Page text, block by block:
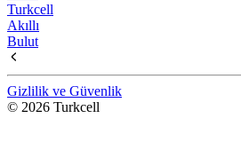
Turkcell
Akıllı
Bulut
Gizlilik ve Güvenlik
© 2026 Turkcell